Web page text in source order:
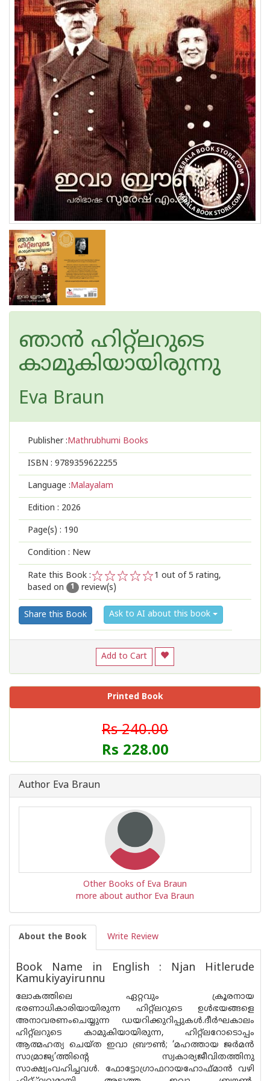
ഞാൻ ഹിറ്റ്ലറുടെ
കാമുകിയായിരുന്നു
Eva Braun
Publisher :Mathrubhumi Books
ISBN : 9789359622255
Language :Malayalam
Edition : 2026
Page(s) : 190
Condition : New
Rate this Book :
2
1
1 out of 5 rating,
based on
1 review(s)
Share this Book Ask to AI about this book
Add to Cart
Printed Book
Rs 240.00
Rs 228.00
Author Eva Braun
Other Books of Eva Braun
more about author Eva Braun
About the Book Write Review
Book Name in English : Njan Hitlerude
Kamukiyayirunnu
ലോകത്തിലെ ഏറ്റവും ക്രൂരനായ
ഭരണാധികാരിയായിരുന്ന ഹിറ്റ്‌ലറുടെ ഉള്‍ഭയങ്ങളെ
അനാവരണംചെയ്യുന്ന ഡയറിക്കുറിപ്പുകള്‍.ദീര്‍ഘകാലം
ഹിറ്റ്‌ലറുടെ കാമുകിയായിരുന്ന, ഹിറ്റ്‌ലറോടൊപ്പം
ആത്മഹത്യ ചെയ്ത ഇവാ ബ്രൗണ്‍; ‘മഹത്തായ ജര്‍മന്‍
സാമ്രാജ്യ’ത്തിന്റെ സ്വകാര്യജീവിതത്തിനു
സാക്ഷ്യംവഹിച്ചവള്‍. ഫോട്ടോഗ്രാഫറായഹോഫ്മാന്‍ വഴി